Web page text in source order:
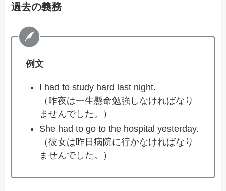
過去の義務
例文
I had to study hard last night.
（昨夜は一生懸命勉強しなければなり
ませんでした。）
She had to go to the hospital yesterday.
（彼女は昨日病院に行かなければなり
ませんでした。）